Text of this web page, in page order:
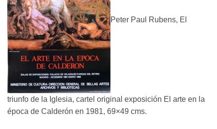
Peter Paul Rubens, El
triunfo de la Iglesia, cartel original exposición El arte en la
época de Calderón en 1981, 69×49 cms.